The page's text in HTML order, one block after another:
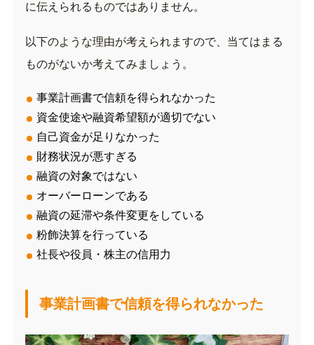
に伝えられるものではありません。
以下のような理由が考えられますので、当てはまる
ものがないか考えてみましょう。
事業計画書で信頼を得られなかった
資金使途や融資希望額が適切でない
自己資金が足りなかった
財務状況が悪すぎる
融資の対象ではない
オーバーローンである
融資の延滞や条件変更をしている
粉飾決算を行っている
社長や役員・株主の信用力
事業計画書で信頼を得られなかった